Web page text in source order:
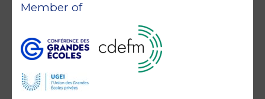
Member of